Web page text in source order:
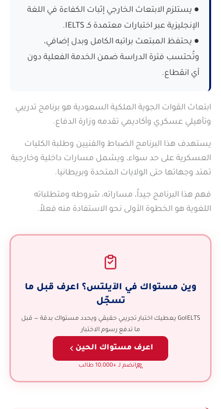
● يستلزم الابتعاث الخارجي إثبات الكفاءة في اللغة
الإنجليزية عبر اختبارات معتمدة كـ IELTS.
● يحتفظ المبتعث براتبه الكامل وبدل إضافي،
وتُحتسب فترة الدراسة ضمن الخدمة الفعلية دون
أي انقطاع.
ابتعاث القوات الجوية الملكية السعودية هو برنامج تدريبي
وتأهيلي عسكري وأكاديمي تقدمه وزارة الدفاع.
يستهدف هذا البرنامج الضباط والفنيين وطلبة الكليات
العسكرية على حد سواء، ويشمل مسارات داخلية وخارجية
تمتد وجهاتها حتى الولايات المتحدة وبريطانيا.
فهم هذا البرنامج جيداً، مساراته، شروطه ومتطلباته
اللغوية هو الخطوة الأولى نحو الاستفادة منه فعلاً.
وين مستواك في الآيلتس؟ اعرف قبل ما
تسجّل
GoIELTS يعطيك اختبار تجريبي حقيقي ويحدد مستواك بدقة — قبل
ما تدفع رسوم الاختبار
اعرف مستواك الحين
انضم لـ +10,000 طالب